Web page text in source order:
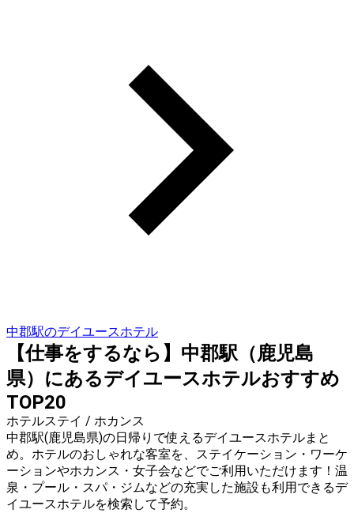
中郡駅のデイユースホテル
【仕事をするなら】中郡駅（鹿児島
県）にあるデイユースホテルおすすめ
TOP20
ホテルステイ / ホカンス
中郡駅(鹿児島県)の日帰りで使えるデイユースホテルまと
め。ホテルのおしゃれな客室を、ステイケーション・ワーケ
ーションやホカンス・女子会などでご利用いただけます！温
泉・プール・スパ・ジムなどの充実した施設も利用できるデ
イユースホテルを検索して予約。